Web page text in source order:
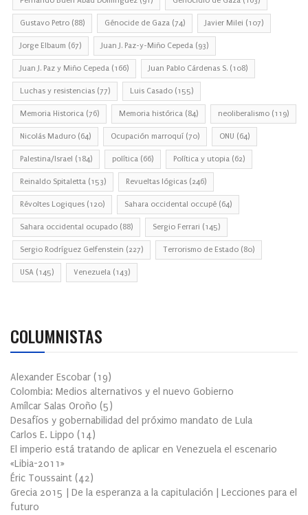
Gustavo Petro (88) Génocide de Gaza (74) Javier Milei (107)
Jorge Elbaum (67) Juan J. Paz-y-Miño Cepeda (93)
Juan J. Paz y Miño Cepeda (166) Juan Pablo Cárdenas S. (108)
Luchas y resistencias (77) Luis Casado (155)
Memoria Historica (76) Memoria histórica (84) neoliberalismo (119)
Nicolás Maduro (64) Ocupación marroquí (70) ONU (64)
Palestina/Israel (184) política (66) Política y utopia (62)
Reinaldo Spitaletta (153) Revueltas lógicas (246)
Révoltes Logiques (120) Sahara occidental occupé (64)
Sahara occidental ocupado (88) Sergio Ferrari (145)
Sergio Rodríguez Gelfenstein (227) Terrorismo de Estado (80)
USA (145) Venezuela (143)
COLUMNISTAS
Alexander Escobar (19)
Colombia: Medios alternativos y el nuevo Gobierno
Amílcar Salas Oroño (5)
Desafíos y gobernabilidad del próximo mandato de Lula
Carlos E. Lippo (14)
El imperio está tratando de aplicar en Venezuela el escenario
«Libia-2011»
Éric Toussaint (42)
Grecia 2015 | De la esperanza a la capitulación | Lecciones para el
futuro